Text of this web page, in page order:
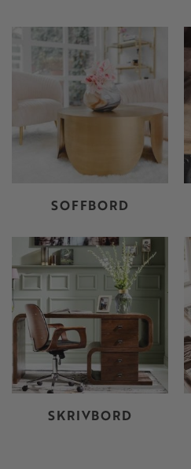
SOFFBORD
SKRIVBORD